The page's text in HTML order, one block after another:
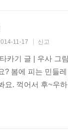
11-17 신고
카기 글 | 우사 그
? 봄에 피는 민들
요. 꺽어서 후~우